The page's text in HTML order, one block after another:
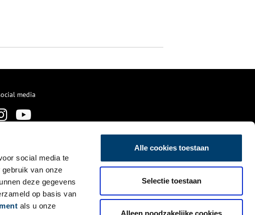
social media te
van onze
deze gegevens
op basis van
als u onze
Alle cookies toestaan
Selectie toestaan
Alleen noodzakelijke cookies
media